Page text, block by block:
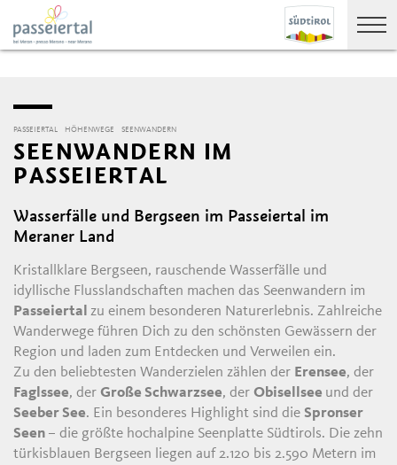
PASSEIERTAL HÖHENWEGE SEENWANDERN
SEENWANDERN IM
PASSEIERTAL
Wasserfälle und Bergseen im Passeiertal im
Meraner Land
Kristallklare Bergseen, rauschende Wasserfälle und
idyllische Flusslandschaften machen das Seenwandern im
Passeiertalzu einem besonderen Naturerlebnis. Zahlreiche
Wanderwege führen Dich zu den schönsten Gewässern der
Region und laden zum Entdecken und Verweilen ein.
Zu den beliebtesten Wanderzielen zählen der Erensee, der
Faglssee, derGroße Schwarzsee, derObisellsee und der
Seeber See. Ein besonderes Highlight sind dieSpronser
Seen – die größte hochalpine Seenplatte Südtirols. Die zehn
türkisblauen Bergseen liegen auf 2.120 bis 2.590 Metern im